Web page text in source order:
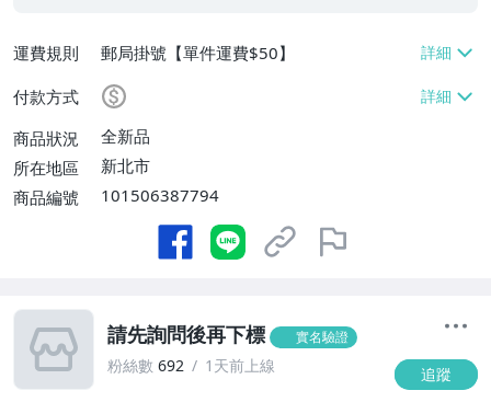
運費規則
郵局掛號【單件運費$50】
付款方式
商品狀況
全新品
所在地區
新北市
商品編號
101506387794
請先詢問後再下標 實名驗證
粉絲數 692 1天前上線 追蹤